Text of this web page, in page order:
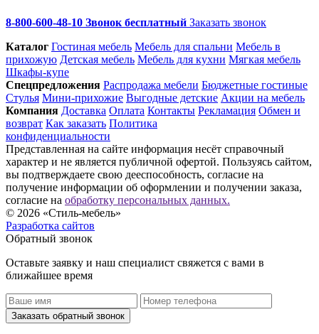
8-800-600-48-10 Звонок бесплатный Заказать звонок
Каталог Гостиная мебель Мебель для спальни Мебель в
прихожую Детская мебель Мебель для кухни Мягкая мебель
Шкафы-купе
Спец­предложения Распродажа мебели Бюджетные гостиные
Стулья Мини-прихожие Выгодные детские Акции на мебель
Компания Доставка Оплата Контакты Рекламация Обмен и
возврат Как заказать Политика
конфиденциальности
Представленная на сайте информация несёт справочный
характер и не является публичной офертой. Пользуясь сайтом,
вы подтверждаете свою дееспособность, согласие на
получение информации об оформлении и получении заказа,
согласие на обработку персональных данных.
© 2026 «Стиль-мебель»
Разработка сайтов
Обратный звонок
Оставьте заявку и наш специалист свяжется с вами в
ближайшее время
Заказать обратный звонок